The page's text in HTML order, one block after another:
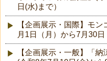
日(水)まで）
【企画展示・国際】モ
月1日（月）から7月30日
【企画展示・一般】「納